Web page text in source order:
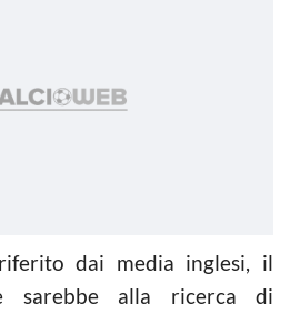
dai media inglesi, il
sarebbe alla ricerca di